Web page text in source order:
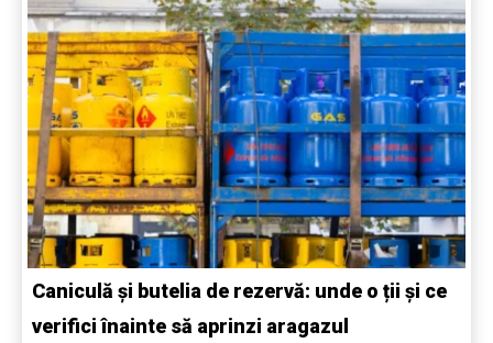
Caniculă și butelia de rezervă: unde o ții și ce
verifici înainte să aprinzi aragazul